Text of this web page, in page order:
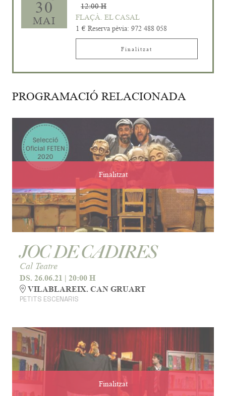
30
MAI
12:00 H
FLAÇÀ. EL CASAL
1 € Reserva pèvia: 972 488 058
Finalitzat
PROGRAMACIÓ RELACIONADA
Finalitzat
JOC DE CADIRES
Cal Teatre
DS. 26.06.21 | 20:00 H
VILABLAREIX. CAN GRUART
PETITS ESCENARIS
Finalitzat